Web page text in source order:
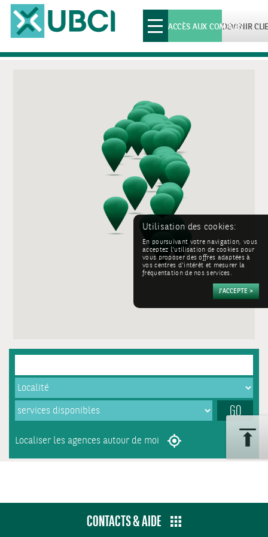
Toggle
navigationDEVENIR
ACCÈS AUX COMPTES
GO
Localiser les agences autour de moi
CONTACTS & AIDE
Utilisation des cookies:
En poursuivant votre navigation, vous
acceptez l'utilisation de cookies pour
vous proposer des offres adaptées à
vos centres d'intérêt et mesurer la
fréquentation de nos services.